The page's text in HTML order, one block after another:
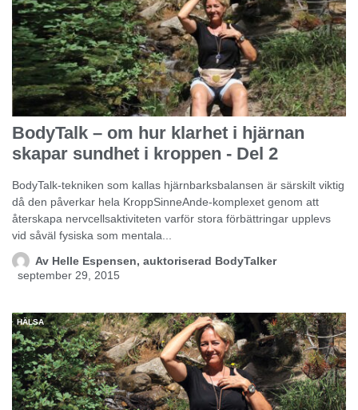
BodyTalk – om hur klarhet i hjärnan
skapar sundhet i kroppen - Del 2
BodyTalk-tekniken som kallas hjärnbarksbalansen är särskilt viktig
då den påverkar hela KroppSinneAnde-komplexet genom att
återskapa nervcellsaktiviteten varför stora förbättringar upplevs
vid såväl fysiska som mentala...
Av Helle Espensen, auktoriserad BodyTalker
september 29, 2015
HÄLSA